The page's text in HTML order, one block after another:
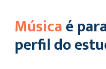
Músicaé
perfil do